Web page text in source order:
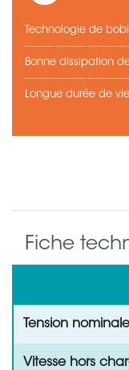
Technologie de
Bonne dissipation
Longue durée de vie
Fiche
Tension nominale
Vitesse hors